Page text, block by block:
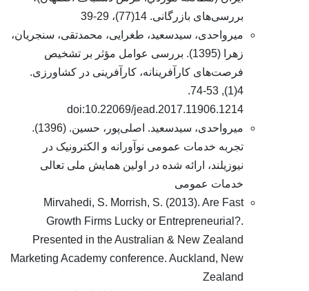
بررسی‌های بازرگانی. 14(77)، 29-39
میرواحدی، سیدسعید، طغرایی، محمدتقی، سنجریان،
زهرا (1395). بررسی عوامل مؤثر بر تشخیص
فرصت‌های کارآفرینانه، کارآفرینی در کشاورزی.
4(1), 53-74.
doi:10.22069/jead.2017.11906.1214
میرواحدی، سیدسعید. اصلی‌پور، حسین. (1396).
تجربه خدمات عمومی نوآورانه و الکترونیک در
نیوزیلند، ارائه شده در اولین همایش ملی تعالی
خدمات عمومی
Mirvahedi, S. Morrish, S. (2013). Are Fast
Growth Firms Lucky or Entrepreneurial?.
Presented in the Australian & New Zealand
Marketing Academy conference. Auckland, New